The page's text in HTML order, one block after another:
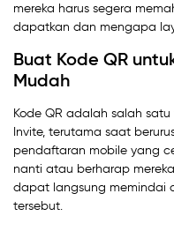
mereka harus segera
dapatkan dan mengapa
Buat Kode QR
Mudah
Kode QR adalah salah
Invite, terutama saat
pendaftaran mobile yang
nanti atau berharap
dapat langsung memindai
tersebut.